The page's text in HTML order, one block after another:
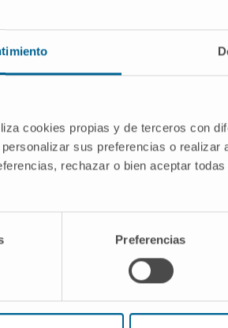
cookies propias y de terceros con
sus preferencias o
rechazar o bien aceptar
Preferencias
page you are